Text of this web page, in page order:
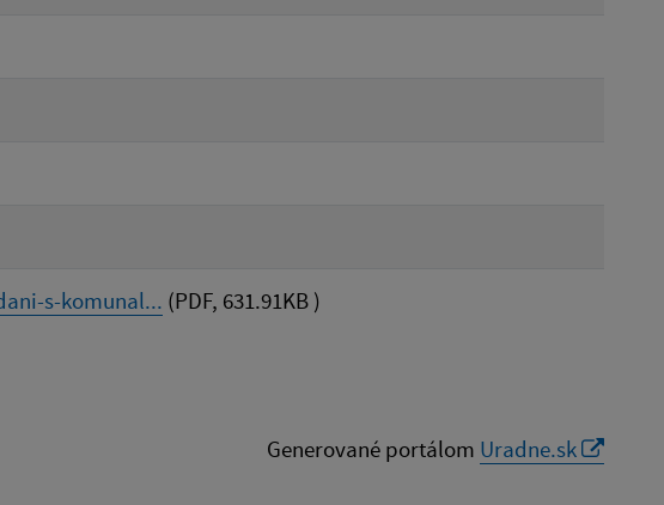
s-komunal... (PDF, 631.91KB )
Generované portálom Uradne.sk